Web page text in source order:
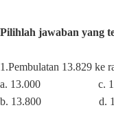
Pilihlah jawaban yang
1.Pembulatan 13.829 ke
a. 13.000
c.
b. 13.800
d.